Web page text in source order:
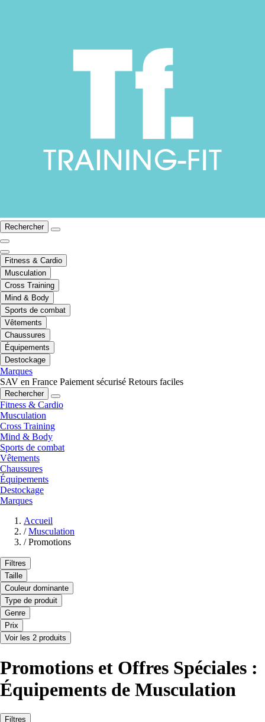
Rechercher
Fitness & Cardio
Musculation
Cross Training
Mind & Body
Sports de combat
Vêtements
Chaussures
Équipements
Destockage
Marques
SAV en France Paiement sécurisé Retours faciles
Rechercher
Fitness & Cardio
Musculation
Cross Training
Mind & Body
Sports de combat
Vêtements
Chaussures
Équipements
Destockage
Marques
Accueil
/ Musculation
/ Promotions
Filtres
Taille
Couleur dominante
Type de produit
Genre
Prix
Voir les 2 produits
Promotions et Offres Spéciales :
Équipements de Musculation
Filtres